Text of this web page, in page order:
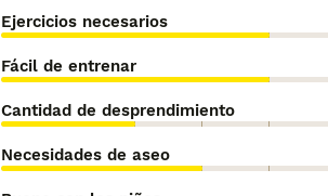
Ejercicios necesarios
Fácil de entrenar
Cantidad de desprendimiento
Necesidades de aseo